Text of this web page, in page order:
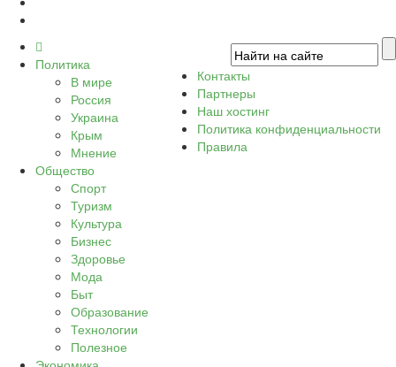
Политика
В мире
Россия
Украина
Крым
Мнение
Общество
Спорт
Туризм
Культура
Бизнес
Здоровье
Мода
Быт
Образование
Технологии
Полезное
Контакты
Партнеры
Наш хостинг
Политика конфиденциальности
Правила